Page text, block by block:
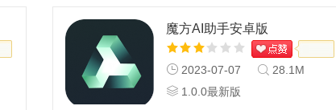
魔方AI助手安卓版
2023-07-07
28.1M
1.0.0最新版